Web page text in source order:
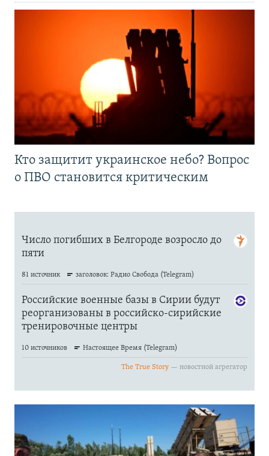
Кто защитит украинское небо? Вопрос
о ПВО становится критическим